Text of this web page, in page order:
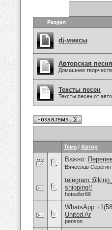
Раздел
dj-миксы
Авторская песня
Домашнее
Тексты песен
Тексты песен от
Тема / Автор
Важно:
Вячеслав Серёгин
shipping!!
hotseller68
WhatsApp
United Ar
penson